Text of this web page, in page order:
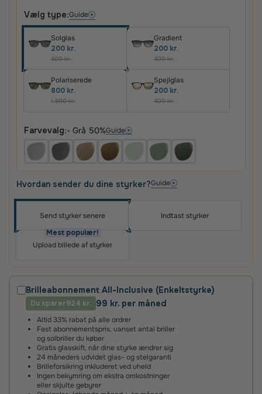
Vælg type:Guide
Solglas
200 kr.
400 kr.
Gradient
200 kr.
400 kr.
Polariserede
800 kr.
1.500 kr.
Spejlglas
200 kr.
400 kr.
Farvevalg:- Grå 50%Guide
Hvordan sender du dine styrker?Guide
Send styrker senere
Mest populær!
Indtast styrker
Upload billede af styrker
Brilleabonnement All-Inclusive (Enkeltstyrke)
Du sparer924 kr. 99 kr. per måned
Altid 33% rabat på alle ordrer
Fast abonnementspris, uanset antal briller
og solbriller du køber
Gratis glasskift, når dine styrke ændrer sig
24 måneders udvidet glas- og stelgaranti
Brilleforsikring inkluderet ved uheld
Ingen bekymring om ekstra omkostninger
eller skjulte gebyrer
100 dages tilfredshedsgaranti
2 års fabriksgaranti
Vi giver 2 års garanti på alle vores brilleglas og stel. Det
betyder, at hvis glassene ikke lever op til vores høje
standarder, reparerer eller udskifter vi dem helt uden
beregning.
Oplev skræddersyede brilleglas i høj kvalitet – til
priser, du vil elske
Det vigtigste for os er, at du er tilfreds med dit køb.
Derfor får du altid100 dages tilfredshedsgarantiog